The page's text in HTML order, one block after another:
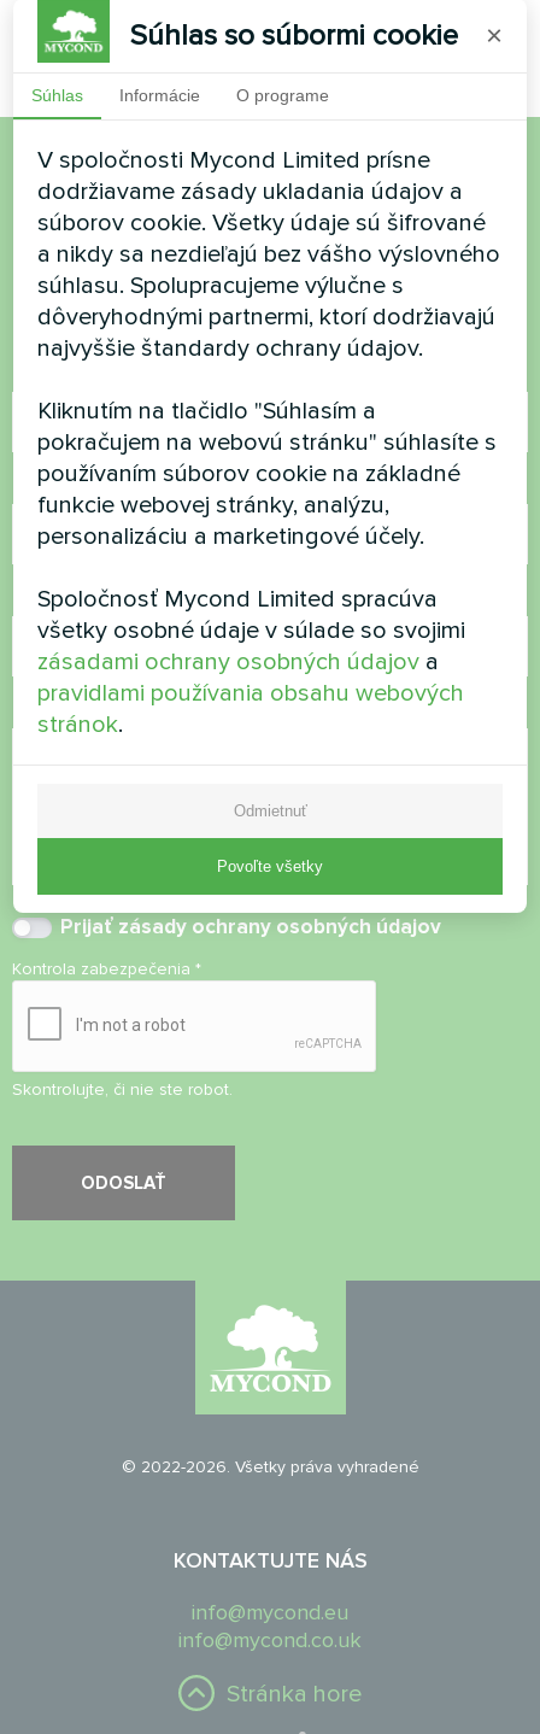
Chcete si kúpiť alebo máte
otázky?
Kontaktujte nás a my vám pomôžeme
Telefónne číslo
E-mail
Komentár
Prijať zásady ochrany osobných údajov
Kontrola zabezpečenia *
Skontrolujte, či nie ste robot.
© 2022-2026. Všetky práva vyhradené
KONTAKTUJTE NÁS
info@mycond.eu
info@mycond.co.uk
Stránka hore
Súhlas so súbormi cookie ×
Súhlas Informácie O programe
V spoločnosti Mycond Limited prísne
dodržiavame zásady ukladania údajov a
súborov cookie. Všetky údaje sú šifrované
a nikdy sa nezdieľajú bez vášho výslovného
súhlasu. Spolupracujeme výlučne s
dôveryhodnými partnermi, ktorí dodržiavajú
najvyššie štandardy ochrany údajov.
Kliknutím na tlačidlo "Súhlasím a
pokračujem na webovú stránku" súhlasíte s
používaním súborov cookie na základné
funkcie webovej stránky, analýzu,
personalizáciu a marketingové účely.
Spoločnosť Mycond Limited spracúva
všetky osobné údaje v súlade so svojimi
zásadami ochrany osobných údajov a
pravidlami používania obsahu webových
stránok.
Odmietnuť
Povoľte všetky